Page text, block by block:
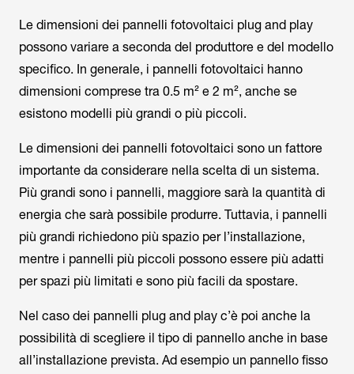
Le dimensioni dei pannelli fotovoltaici plug and play
possono variare a seconda del produttore e del modello
specifico. In generale, i pannelli fotovoltaici hanno
dimensioni comprese tra 0.5 m² e 2 m², anche se
esistono modelli più grandi o più piccoli.
Le dimensioni dei pannelli fotovoltaici sono un fattore
importante da considerare nella scelta di un sistema.
Più grandi sono i pannelli, maggiore sarà la quantità di
energia che sarà possibile produrre. Tuttavia, i pannelli
più grandi richiedono più spazio per l’installazione,
mentre i pannelli più piccoli possono essere più adatti
per spazi più limitati e sono più facili da spostare.
Nel caso dei pannelli plug and play c’è poi anche la
possibilità di scegliere il tipo di pannello anche in base
all’installazione prevista. Ad esempio un pannello fisso